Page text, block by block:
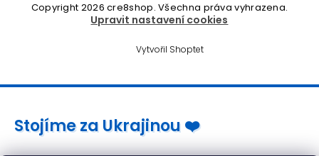
Vytvořil Shoptet
Copyright 2026cre8shop. Všechna práva vyhrazena.
Upravit nastavení cookies
Stojíme za Ukrajinou ❤️